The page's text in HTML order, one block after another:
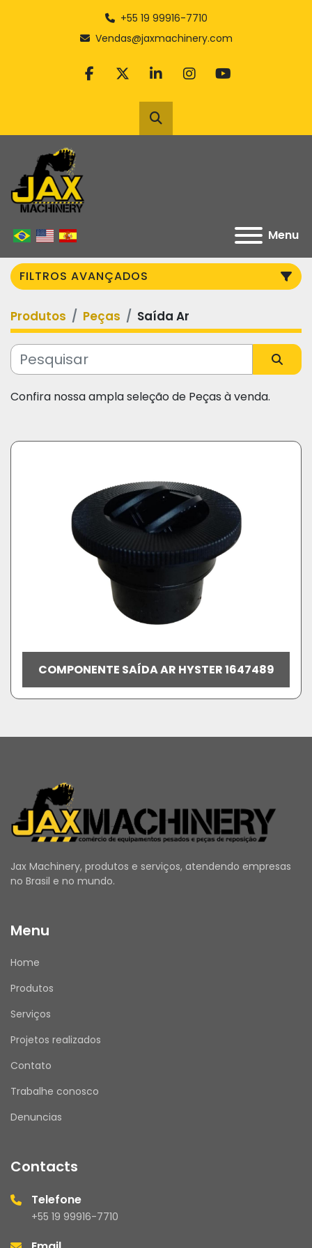
+55 19 99916-7710
Vendas@jaxmachinery.com
facebook
twitterlinkedininstagram
youtube
Pesquisar
Menu
FILTROS AVANÇADOS
Categoria
Fabricante
Produtos Peças Saída Ar
Confira nossa ampla seleção de Peças à venda.
COMPONENTE SAÍDA AR HYSTER 1647489
Jax Machinery, produtos e serviços, atendendo empresas
no Brasil e no mundo.
Menu
Home
Produtos
Serviços
Projetos realizados
Contato
Trabalhe conosco
Denuncias
Contacts
Telefone
+55 19 99916-7710